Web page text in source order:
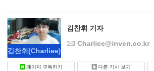
김찬휘(Charliee)
김찬휘 기자
Charliee@inven.co.kr
페이지 구독하기 다른 기사 보기